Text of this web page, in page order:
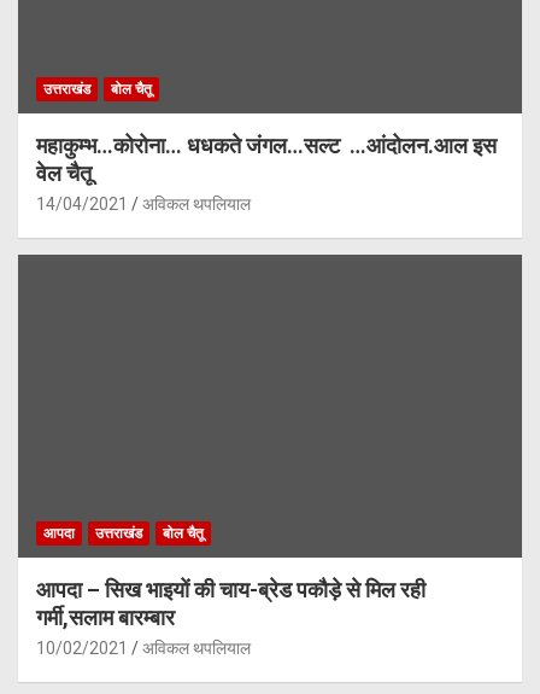
उत्तराखंड बोल चैतू
महाकुम्भ…कोरोना… धधकते जंगल…सल्ट …आंदोलन.आल इस
वेल चैतू
14/04/2021 अविकल थपलियाल
आपदा उत्तराखंड बोल चैतू
आपदा – सिख भाइयों की चाय-ब्रेड पकौड़े से मिल रही
गर्मी,सलाम बारम्बार
10/02/2021 अविकल थपलियाल